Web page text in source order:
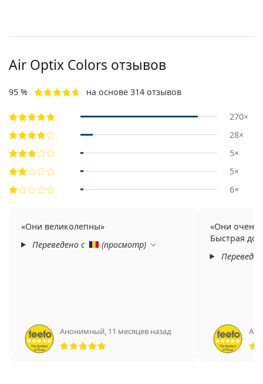
Air Optix Colors отзывов
95 % на основе 314 отзывов
270×
28×
5×
5×
6×
Они великолепны
Переведено с
(просмотр)
Анонимный 11 месяцев назад
Рейтинг 5 из 5
Они очень
Быстрая